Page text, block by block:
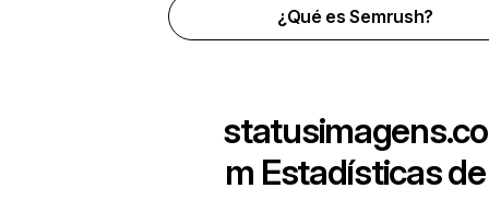
¿Qué es Semrush?
statusimagens.co
m Estadísticas de